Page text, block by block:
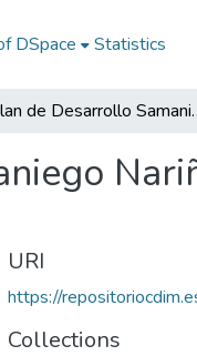
DSpace Statistics
Plan de Desarrollo
URI
https://
Collections